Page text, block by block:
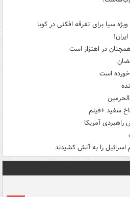
سیا برای تفرقه افکنی در کوبا
در اهتزاز است
است
سفید +فیلم
آمریکا
را به آتش کشیدند